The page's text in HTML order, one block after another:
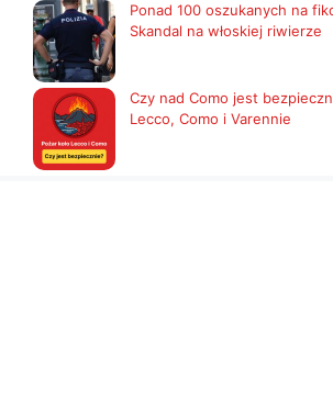
Ponad 100 oszukanych na
Skandal na włoskiej riwierze
Czy nad Como jest
Lecco, Como i Varennie